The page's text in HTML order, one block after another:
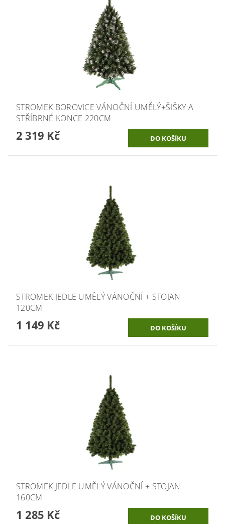
STROMEK BOROVICE VÁNOČNÍ UMĚLÝ+ŠIŠKY A
STŘÍBRNÉ KONCE 220CM
2 319 Kč
STROMEK JEDLE UMĚLÝ VÁNOČNÍ + STOJAN
120CM
1 149 Kč
STROMEK JEDLE UMĚLÝ VÁNOČNÍ + STOJAN
160CM
1 285 Kč